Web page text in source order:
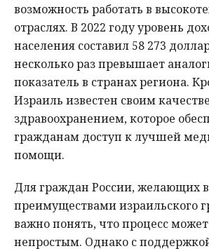
возможность работать в
отраслях. В 2022 году уровень
населения составил 58 273
несколько раз превышает
показатель в странах региона.
Израиль известен своим
здравоохранением, которое
гражданам доступ к лучшей
помощи.
Для граждан России, желающих
преимуществами израильского
важно понять, что процесс
непростым. Однако с